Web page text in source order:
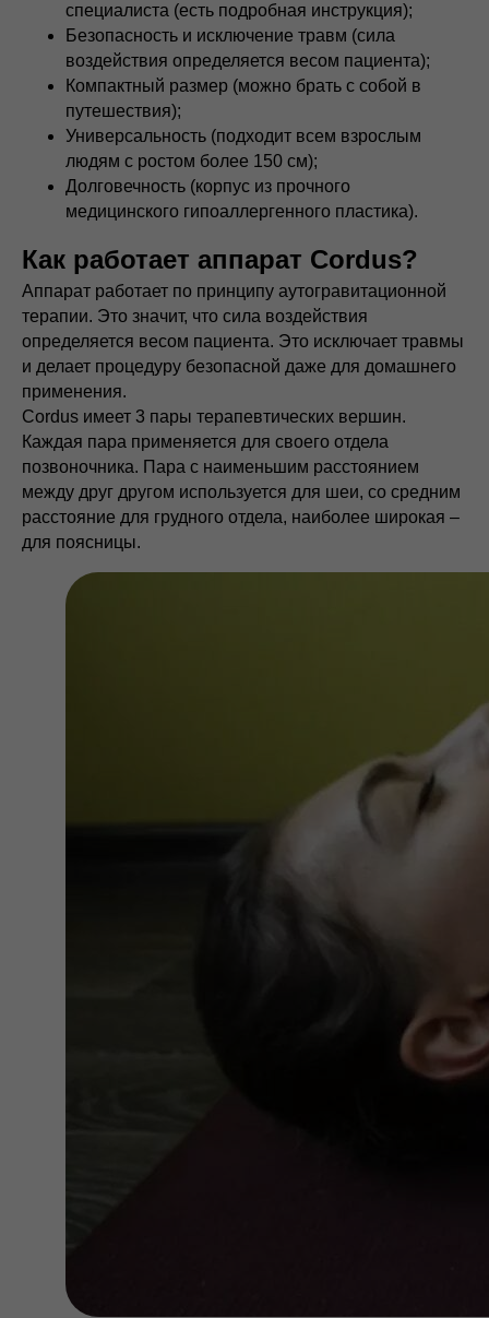
специалиста (есть подробная инструкция);
Безопасность и исключение травм (сила
воздействия определяется весом пациента);
Компактный размер (можно брать с собой в
путешествия);
Универсальность (подходит всем взрослым
людям с ростом более 150 см);
Долговечность (корпус из прочного
медицинского гипоаллергенного пластика).
Как работает аппарат Cordus?
Аппарат работает по принципу аутогравитационной
терапии. Это значит, что сила воздействия
определяется весом пациента. Это исключает травмы
и делает процедуру безопасной даже для домашнего
применения.
Cordus имеет 3 пары терапевтических вершин.
Каждая пара применяется для своего отдела
позвоночника. Пара с наименьшим расстоянием
между друг другом используется для шеи, со средним
расстояние для грудного отдела, наиболее широкая –
для поясницы.
Команда
Cordus+Sacrus принадлежат
ООО НЕЙРОТЕХНОЛОДЖИ © 2026
Методика и статьи
Каталог Правила использования
О компании
Контакты
Партнеры
Возврат и доставка
Публичная оферта
Видеоинструкции
Сайт использует файлы cookies и
сервисы сбора технических данных его
посетителей. Продолжая использовать